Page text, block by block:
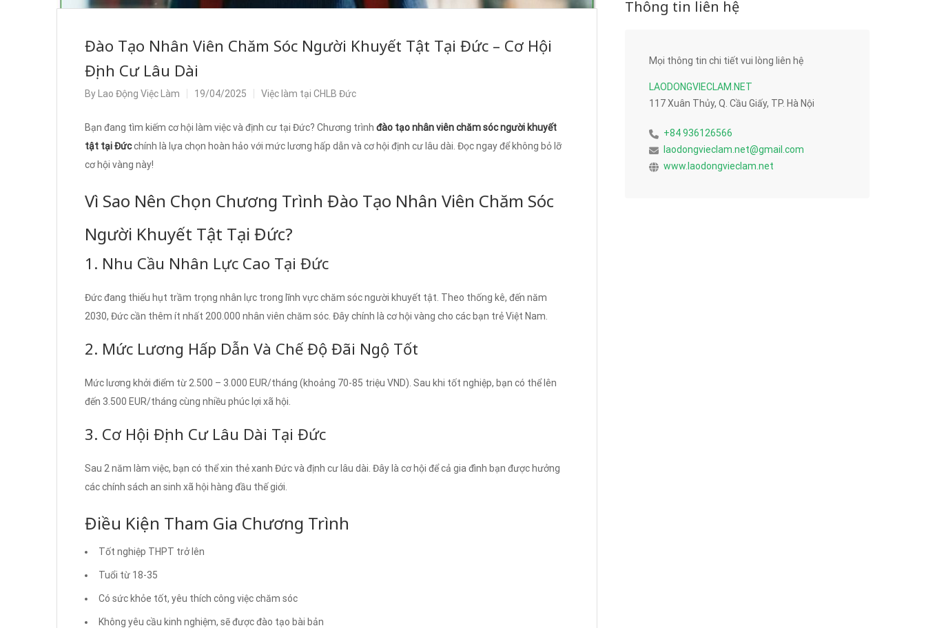
Đào Tạo Nhân Viên Chăm Sóc Người Khuyết Tật Tại Đức – Cơ Hội
Định Cư Lâu Dài
By Lao Động Việc Làm 19/04/2025 Việc làm tại CHLB Đức
Bạn đang tìm kiếm cơ hội làm việc và định cư tại Đức? Chương trình đào tạo nhân viên chăm sóc người khuyết
tật tại Đứcchính là lựa chọn hoàn hảo với mức lương hấp dẫn và cơ hội định cư lâu dài. Đọc ngay để không bỏ lỡ
cơ hội vàng này!
Vì Sao Nên Chọn Chương Trình Đào Tạo Nhân Viên Chăm Sóc
Người Khuyết Tật Tại Đức?
1. Nhu Cầu Nhân Lực Cao Tại Đức
Đức đang thiếu hụt trầm trọng nhân lực trong lĩnh vực chăm sóc người khuyết tật. Theo thống kê, đến năm
2030, Đức cần thêm ít nhất 200.000 nhân viên chăm sóc. Đây chính là cơ hội vàng cho các bạn trẻ Việt Nam.
2. Mức Lương Hấp Dẫn Và Chế Độ Đãi Ngộ Tốt
Mức lương khởi điểm từ 2.500 – 3.000 EUR/tháng (khoảng 70-85 triệu VND). Sau khi tốt nghiệp, bạn có thể lên
đến 3.500 EUR/tháng cùng nhiều phúc lợi xã hội.
3. Cơ Hội Định Cư Lâu Dài Tại Đức
Sau 2 năm làm việc, bạn có thể xin thẻ xanh Đức và định cư lâu dài. Đây là cơ hội để cả gia đình bạn được hưởng
các chính sách an sinh xã hội hàng đầu thế giới.
Điều Kiện Tham Gia Chương Trình
Tốt nghiệp THPT trở lên
Tuổi từ 18-35
Có sức khỏe tốt, yêu thích công việc chăm sóc
Không yêu cầu kinh nghiệm, sẽ được đào tạo bài bản
Thông tin liên hệ
Mọi thông tin chi tiết vui lòng liên hệ
LAODONGVIECLAM.NET
117 Xuân Thủy, Q. Cầu Giấy, TP. Hà Nội
+84 936126566
laodongvieclam.net@gmail.com
www.laodongvieclam.net